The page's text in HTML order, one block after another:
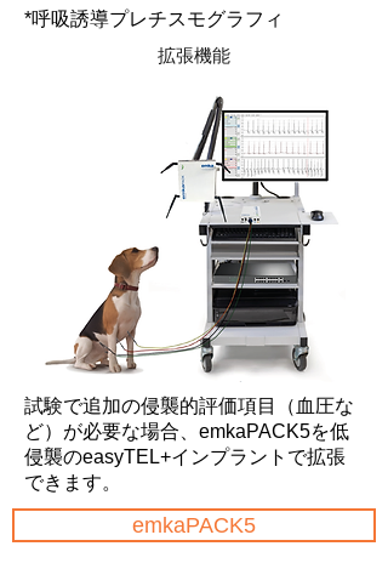
*呼吸誘導プレチスモグラフィ
拡張機能
試験で追加の侵襲的評価項目（血圧な
ど）が必要な場合、emkaPACK5を低
侵襲のeasyTEL+インプラントで拡張
できます。
emkaPACK5